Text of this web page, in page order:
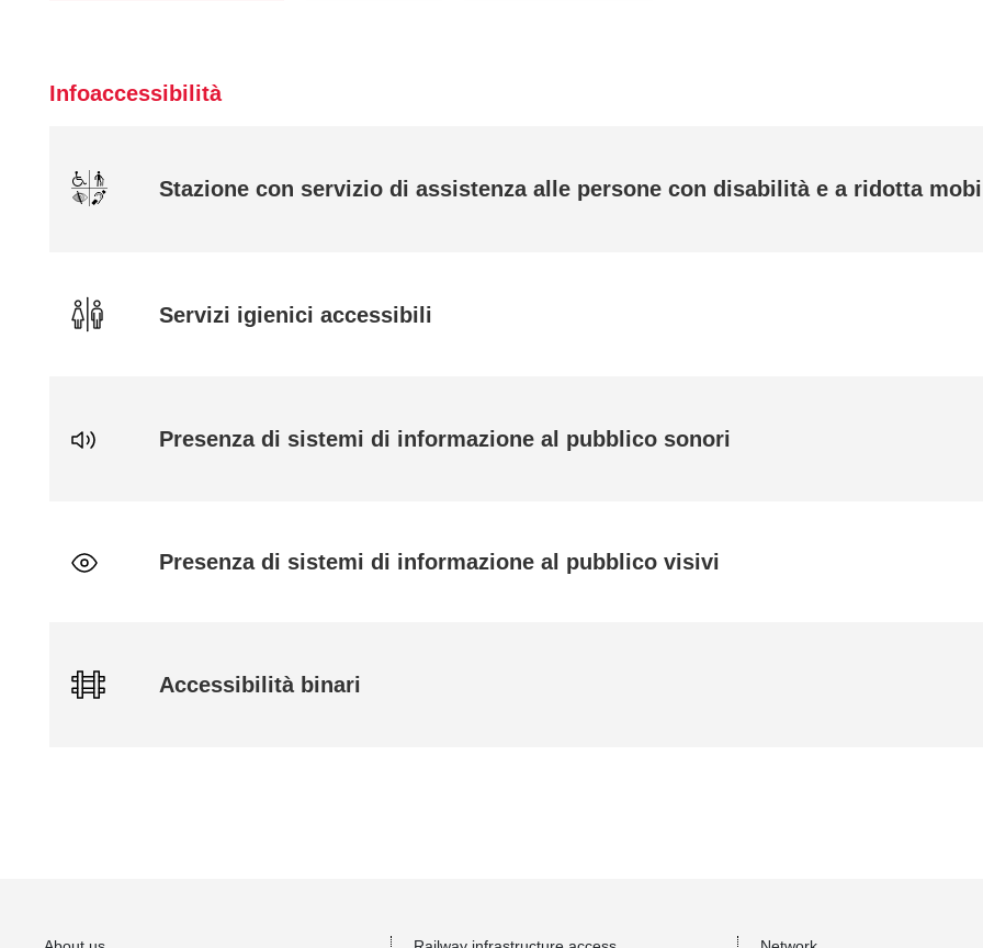
Infoaccessibilità
Stazione con servizio di assistenza alle persone con disabilità e a ridotta
Servizi igienici accessibili
Presenza di sistemi di informazione al pubblico sonori
Presenza di sistemi di informazione al pubblico visivi
Accessibilità binari